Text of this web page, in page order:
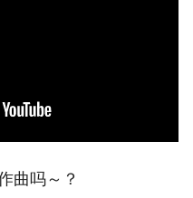
曲吗～？